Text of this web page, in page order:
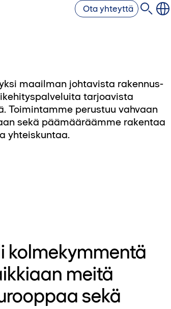
Ota yhteyttä
maailman johtavista rakennus-
tarjoavista
Toimintamme perustuu vahvaan
sekä päämääräämme rakentaa
yhteiskuntaa.
kolmekymmentä
meitä
sekä